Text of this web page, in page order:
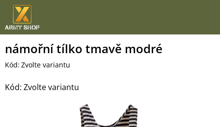
Přejít
obsah
námořní tílko tmavě modré
Kód: Zvolte variantu
Kód: Zvolte variantu